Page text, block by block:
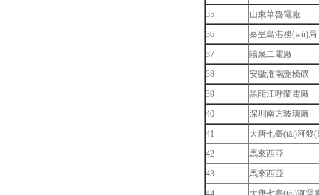
35
山東華魯電廠
36
秦皇島港務(wù)局
37
陽泉二電廠
38
安徽淮南謝橋礦
39
黑龍江呼蘭電廠
40
深圳南方玻璃廠
41
大唐七臺(tái)河發
42
馬來西亞
43
馬來西亞